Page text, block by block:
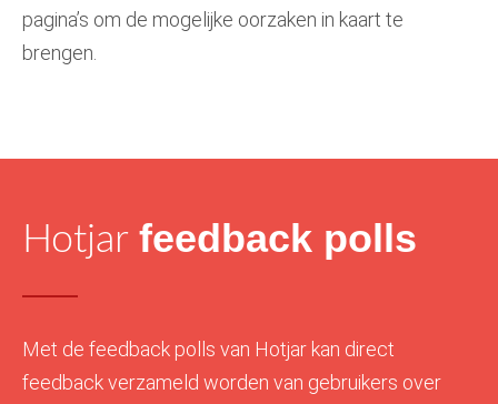
pagina’s om de mogelijke oorzaken in kaart te
brengen.
Hotjar feedback polls
Met de feedback polls van Hotjar kan direct
feedback verzameld worden van gebruikers over